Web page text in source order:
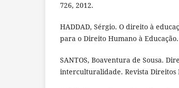
726, 2012.
HADDAD, Sérgio. O direito à
para o Direito Humano à
SANTOS, Boaventura de Sousa.
interculturalidade. Revista Direitos